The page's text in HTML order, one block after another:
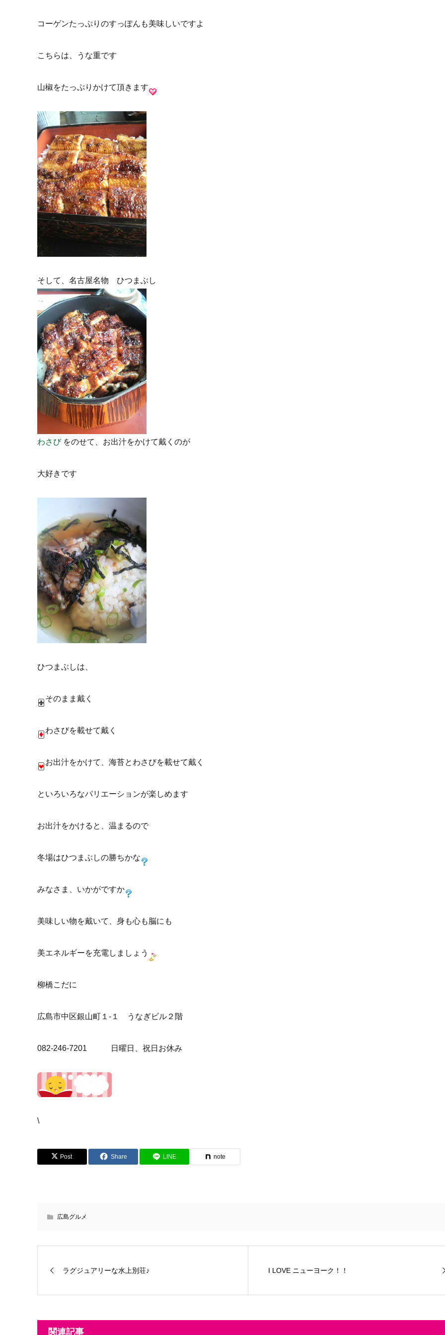
コーゲンたっぷりのすっぽんも美味しいですよ
こちらは、うな重です
山椒をたっぷりかけて頂きます
そして、名古屋名物 ひつまぶし
わさびをのせて、お出汁をかけて戴くのが
大好きです
ひつまぶしは、
そのまま戴く
わさびを載せて戴く
お出汁をかけて、海苔とわさびを載せて戴く
といろいろなパリエーションが楽しめます
お出汁をかけると、温まるので
冬場はひつまぶしの勝ちかな
みなさま、いかがですか
美味しい物を戴いて、身も心も脳にも
美エネルギーを充電しましょう
柳橋こだに
広島市中区銀山町１-１ うなぎビル２階
082-246-7201 日曜日、祝日お休み
\
Post Share LINE note
広島グルメ
ラグジュアリーな水上別荘♪ I LOVE ニューヨーク！！
関連記事